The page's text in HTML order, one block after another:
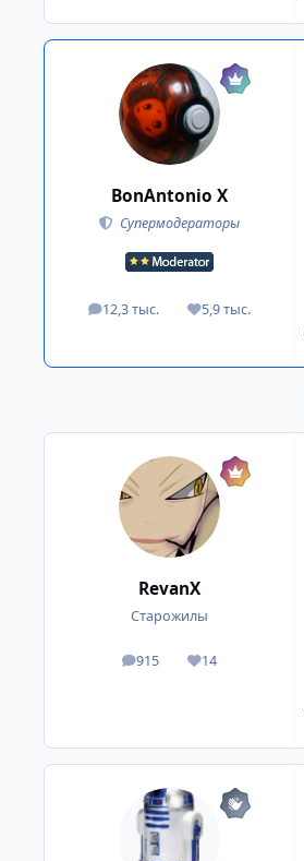
BonAntonio X
Супермодераторы
12,3 тыс.
посты 5,9 тыс.
Репутация
RevanX
Старожилы
915
посты 14
Репутация